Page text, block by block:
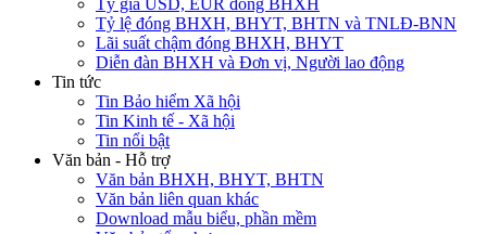
Tỷ giá USD, EUR đóng BHXH
Tỷ lệ đóng BHXH, BHYT, BHTN và TNLĐ-BNN
Lãi suất chậm đóng BHXH, BHYT
Diễn đàn BHXH và Đơn vị, Người lao động
Tin tức
Tin Bảo hiểm Xã hội
Tin Kinh tế - Xã hội
Tin nổi bật
Văn bản - Hỗ trợ
Văn bản BHXH, BHYT, BHTN
Văn bản liên quan khác
Download mẫu biểu, phần mềm